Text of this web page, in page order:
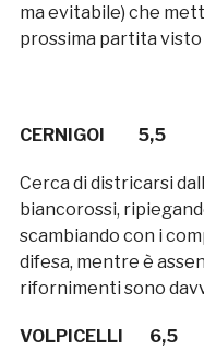
ma evitabile) che
prossima partita visto
CERNIGOI 5,5
Cerca di districarsi
biancorossi,
scambiando con i
difesa, mentre è
rifornimenti sono
VOLPICELLI 6,5